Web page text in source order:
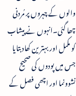
والوں کے چہروں پر مُردنی
چھا گئی۔انہوں نے پیشاب
کو مکمل اور بہترین کھاد بتایا
جس میں پودوں کی صحیح
نشوونما اور اچھی فصل کے